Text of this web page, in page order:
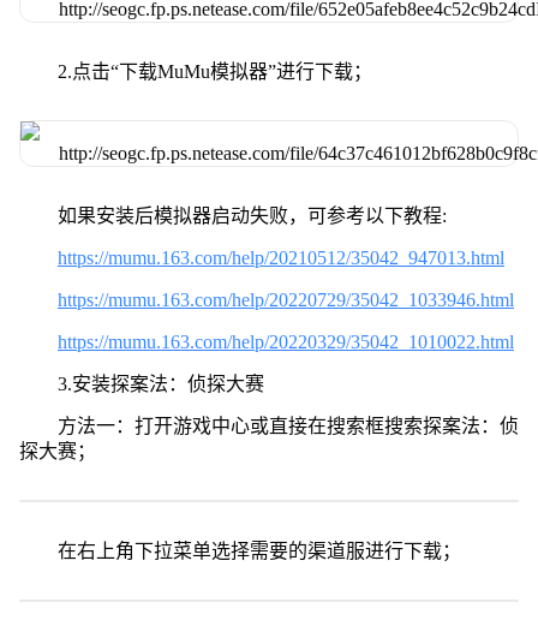
2.点击“下载MuMu模拟器”进行下载；
如果安装后模拟器启动失败，可参考以下教程:
https://mumu.163.com/help/20210512/35042_947013.html
https://mumu.163.com/help/20220729/35042_1033946.html
https://mumu.163.com/help/20220329/35042_1010022.html
3.安装探案法：侦探大赛
方法一：打开游戏中心或直接在搜索框搜索探案法：侦
探大赛；
在右上角下拉菜单选择需要的渠道服进行下载；